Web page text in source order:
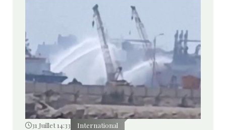
31 Juillet 14:33 International